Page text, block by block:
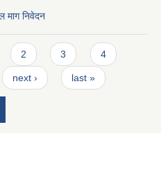
माग निवेदन
2 3 4
next › last »